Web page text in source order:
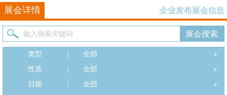
展会详情 企业发布展会信息
类型
全部
性质
全部
日期
全部